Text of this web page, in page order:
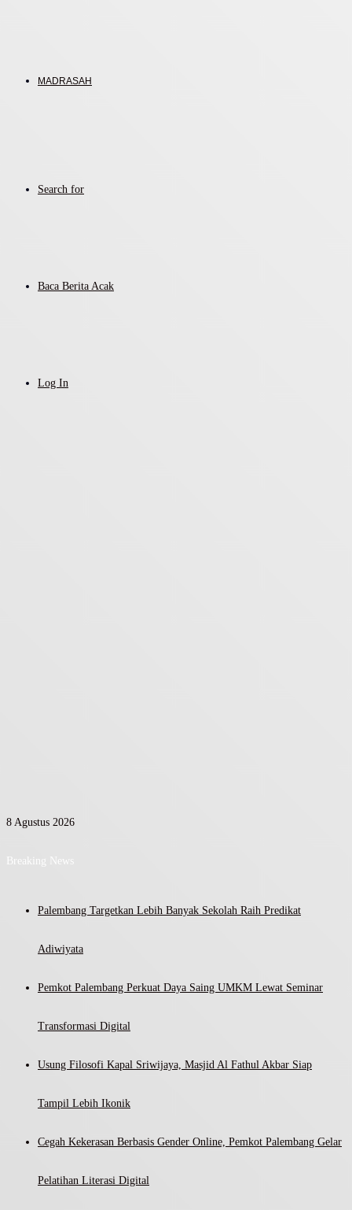
MADRASAH
Search for
Baca Berita Acak
Log In
8 Agustus 2026
Breaking News
Palembang Targetkan Lebih Banyak Sekolah Raih Predikat
Adiwiyata
Pemkot Palembang Perkuat Daya Saing UMKM Lewat Seminar
Transformasi Digital
Usung Filosofi Kapal Sriwijaya, Masjid Al Fathul Akbar Siap
Tampil Lebih Ikonik
Cegah Kekerasan Berbasis Gender Online, Pemkot Palembang Gelar
Pelatihan Literasi Digital